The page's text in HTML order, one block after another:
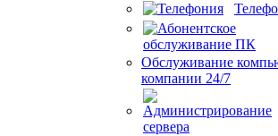
Обслуживание
компании 24/7